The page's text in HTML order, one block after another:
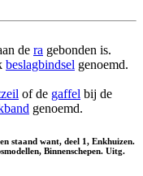
de ra gebonden is.
beslagbindsel genoemd.
of de gaffel bij de
genoemd.
staand want, deel 1, Enkhuizen.
Binnenschepen. Uitg.